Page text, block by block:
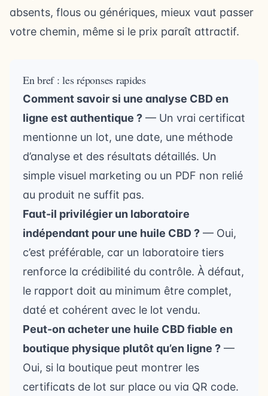
absents, flous ou génériques, mieux vaut passer
votre chemin, même si le prix paraît attractif.
En bref : les réponses rapides
Comment savoir si une analyse CBD en
ligne est authentique ? — Un vrai certificat
mentionne un lot, une date, une méthode
d’analyse et des résultats détaillés. Un
simple visuel marketing ou un PDF non relié
au produit ne suffit pas.
Faut-il privilégier un laboratoire
indépendant pour une huile CBD ? — Oui,
c’est préférable, car un laboratoire tiers
renforce la crédibilité du contrôle. À défaut,
le rapport doit au minimum être complet,
daté et cohérent avec le lot vendu.
Peut-on acheter une huile CBD fiable en
boutique physique plutôt qu’en ligne ? —
Oui, si la boutique peut montrer les
certificats de lot sur place ou via QR code.